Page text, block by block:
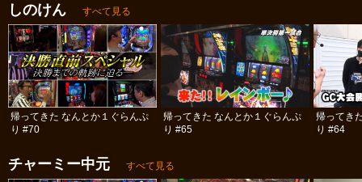
しのけん すべて見る
帰ってきた なんとか１ぐらんぷ
り #70
帰ってきた なんとか１ぐらんぷ
り #65
帰ってき
り #64
チャーミー中元 すべて見る